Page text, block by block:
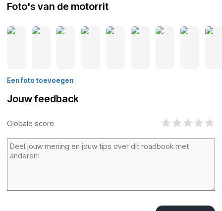
Foto's van de motorrit
Een foto toevoegen
Jouw feedback
Globale score